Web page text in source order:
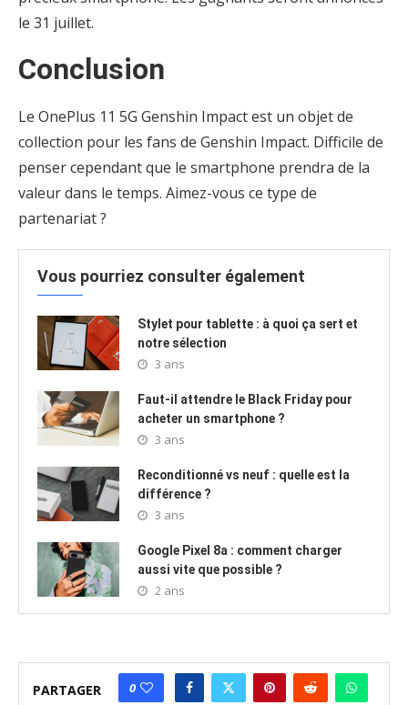
le 31 juillet.
Conclusion
Le OnePlus 11 5G Genshin Impact est un objet de
collection pour les fans de Genshin Impact. Difficile de
penser cependant que le smartphone prendra de la
valeur dans le temps. Aimez-vous ce type de
partenariat ?
Vous pourriez consulter également
Stylet pour tablette : à quoi ça sert et
notre sélection
3 ans
Faut-il attendre le Black Friday pour
acheter un smartphone ?
3 ans
Reconditionné vs neuf : quelle est la
différence ?
3 ans
Google Pixel 8a : comment charger
aussi vite que possible ?
2 ans
PARTAGER 0